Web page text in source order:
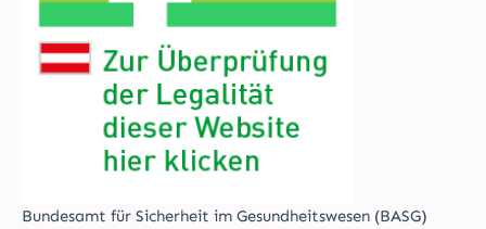
Bundesamt für Sicherheit im Gesundheitswesen (BASG)